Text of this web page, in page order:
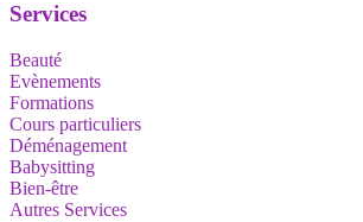
Services
Beauté
Evènements
Formations
Cours particuliers
Déménagement
Babysitting
Bien-être
Autres Services